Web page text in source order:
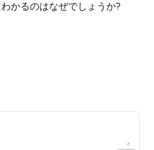
かるのはなぜでしょうか?